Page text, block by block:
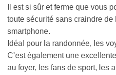
Il est si sûr et ferme que vous
toute sécurité sans craindre de
smartphone.
Idéal pour la randonnée, les
C’est également une
au foyer, les fans de sport, les